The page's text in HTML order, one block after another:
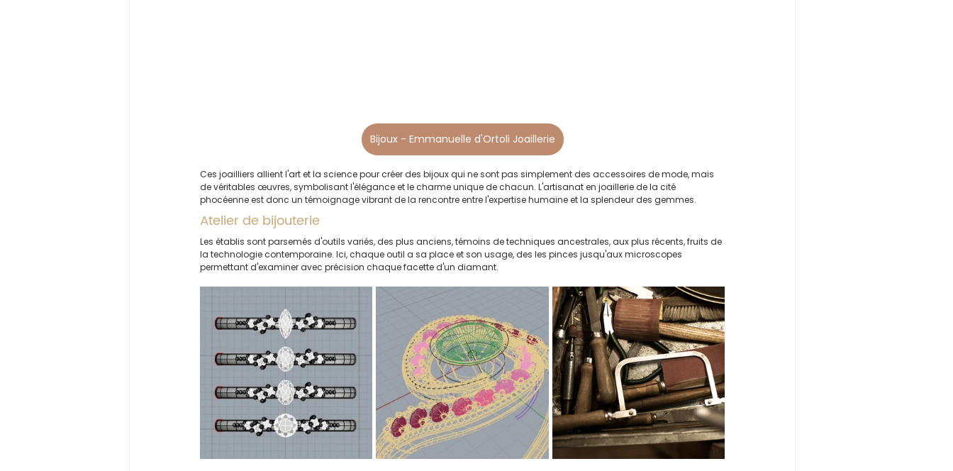
Bijoux - Emmanuelle d'Ortoli Joaillerie
Ces joailliers allient l'art et la science pour créer des bijoux qui ne sont pas simplement des accessoires de mode, mais
de véritables œuvres, symbolisant l'élégance et le charme unique de chacun. L'artisanat en joaillerie de la cité
phocéenne est donc un témoignage vibrant de la rencontre entre l'expertise humaine et la splendeur des gemmes.
Atelier de bijouterie
Les établis sont parsemés d'outils variés, des plus anciens, témoins de techniques ancestrales, aux plus récents, fruits de
la technologie contemporaine. Ici, chaque outil a sa place et son usage, des les pinces jusqu'aux microscopes
permettant d'examiner avec précision chaque facette d'un diamant.